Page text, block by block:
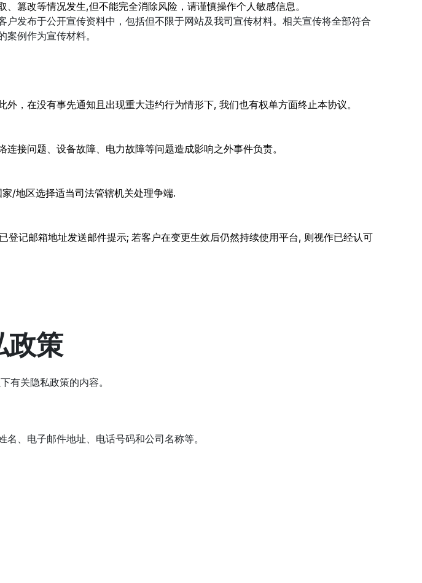
篡改等情况发生,但不能完全消除风险，请谨慎操作个人敏感信息。
发布于公开宣传资料中，包括但不限于网站及我司宣传材料。相关宣传将全部符合
例作为宣传材料。
，在没有事先通知且出现重大违约行为情形下, 我们也有权单方面终止本协议。
接问题、设备故障、电力故障等问题造成影响之外事件负责。
/地区选择适当司法管辖机关处理争端.
记邮箱地址发送邮件提示; 若客户在变更生效后仍然持续使用平台, 则视作已经认可
政策
有关隐私政策的内容。
、电子邮件地址、电话号码和公司名称等。